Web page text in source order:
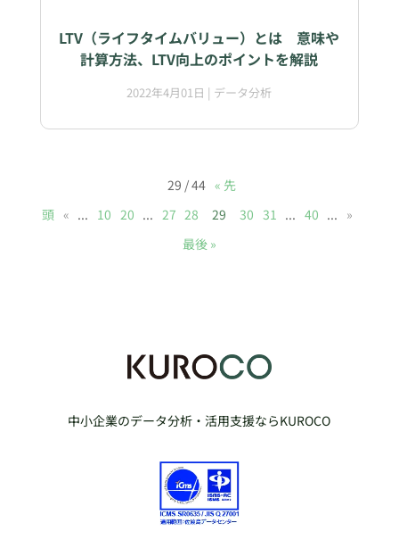
LTV（ライフタイムバリュー）とは 意味や
計算方法、LTV向上のポイントを解説
2022年4月01日 | データ分析
29 / 44 « 先
頭 « ... 10 20 ... 27 28 29 30 31 ... 40 ... »
最後 »
中小企業のデータ分析・活用支援ならKUROCO